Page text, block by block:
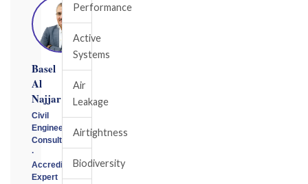
Basel
Al
Najjar
Civil
Engineering
Consultant
·
Accredited
Expert
Performance
Active
Systems
Air
Leakage
Airtightness
Biodiversity